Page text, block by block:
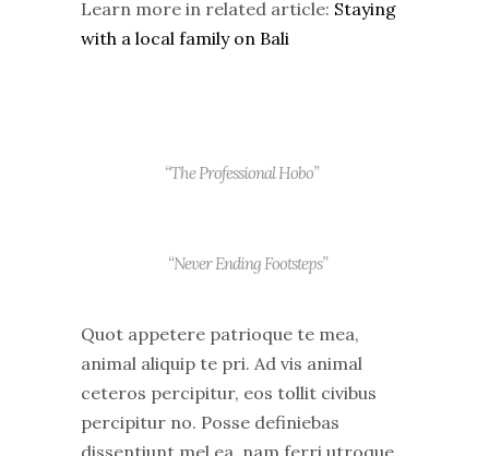
Learn more in related article: Staying
with a local family on Bali
“The Professional Hobo”
“Never Ending Footsteps”
Quot appetere patrioque te mea,
animal aliquip te pri. Ad vis animal
ceteros percipitur, eos tollit civibus
percipitur no. Posse definiebas
dissentiunt mel ea, nam ferri utroque